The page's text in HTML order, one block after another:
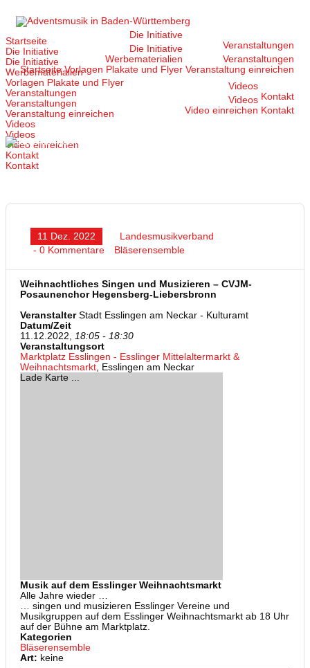
Inhalt
Startseite
Die Initiative
Die Initiative
Werbematerialien
Vorlagen Plakate und Flyer
Veranstaltungen
Veranstaltungen
Veranstaltung einreichen
Videos
Videos
Video einreichen
Kontakt
Kontakt
Startseite
Die Initiative
Die Initiative
Werbematerialien
Vorlagen Plakate und Flyer
Veranstaltungen
Veranstaltungen
Veranstaltung einreichen
Videos
Videos
Video einreichen
Kontakt
Kontakt
11 Dez. 2022
Landesmusikverband
- 0 Kommentare
Bläserensemble
Weihnachtliches Singen und Musizieren – CVJM-
Posaunenchor Hegensberg-Liebersbronn
VeranstalterStadt Esslingen am Neckar - Kulturamt
Datum/Zeit
11.12.2022, 18:05 - 18:30
Veranstaltungsort
Marktplatz Esslingen - Esslinger Mittelaltermarkt &
Weihnachtsmarkt, Esslingen am Neckar
Lade Karte ...
Musik auf dem Esslinger Weihnachtsmarkt
Alle Jahre wieder …
… singen und musizieren Esslinger Vereine und
Musikgruppen auf dem Esslinger Weihnachtsmarkt ab 18 Uhr
auf der Bühne am Marktplatz.
Kategorien
Bläserensemble
Art: keine